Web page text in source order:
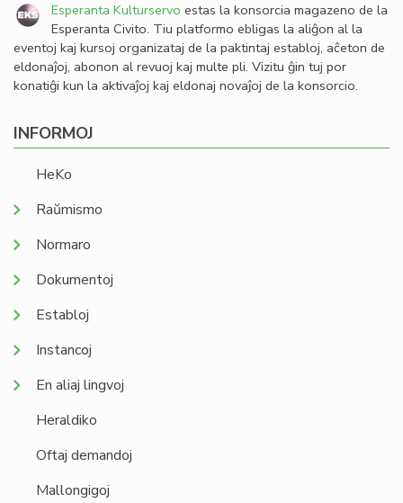
Esperanta Kulturservo estas la konsorcia magazeno de la
Esperanta Civito. Tiu platformo ebligas la aliĝon al la
eventoj kaj kursoj organizataj de la paktintaj establoj, aĉeton de
eldonaĵoj, abonon al revuoj kaj multe pli. Vizitu ĝin tuj por
konatiĝi kun la aktivaĵoj kaj eldonaj novaĵoj de la konsorcio.
INFORMOJ
HeKo
Raŭmismo
Normaro
Dokumentoj
Establoj
Instancoj
En aliaj lingvoj
Heraldiko
Oftaj demandoj
Mallongigoj